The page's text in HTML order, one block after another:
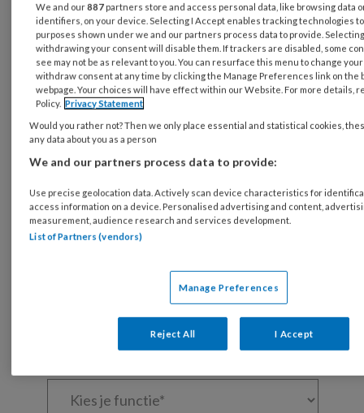
REGISTREREN
Wil je dit artikel lezen?
Maak gratis een account aan en lees 2
artikelen gratis per maand
Al een account of abonnement?Log dan in
wachtwoord* *
Kies
We and our887 partners store and access personal data, like browsing data
identifiers, on your device. Selecting I Accept enables tracking technologies
purposes shown under we and our partners process data to provide.
withdrawing your consent will disable them. If trackers are disabled, some
see may not be as relevant to you. You can resurface this menu to change
withdraw consent at any time by clicking the Manage Preferences link on the
webpage. Your choices will have effect within our Website. For more details,
Policy. Privacy Statement
Would you rather not? Then we only place essential and statistical cookies,
any data about you as a person
We and our partners process data to provide:
Use precise geolocation data. Actively scan device characteristics for
access information on a device. Personalised advertising and content,
measurement, audience research and services development.
List of Partners (vendors)
Manage Preferences
Reject All I Accept